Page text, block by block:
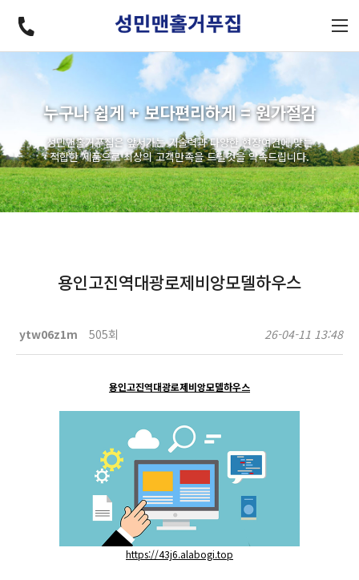
누구나 쉽게 + 보다편리하게 = 원가절감
성민맨홀거푸집은 앞서가는 기술력과 다양한 현장여건에 맞는
적합한 제품으로 최상의 고객만족을 드릴것을 약속드립니다.
용인고진역대광로제비앙모델하우스
ytw06z1m 505회 26-04-11 13:48
용인고진역대광로제비앙모델하우스
https://43j6.alabogi.top